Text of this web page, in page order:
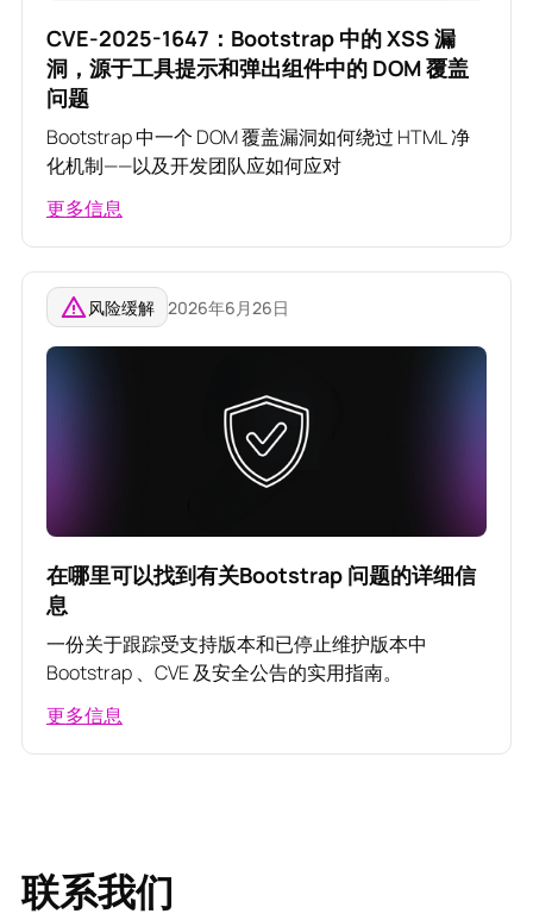
CVE-2025-1647：Bootstrap 中的 XSS 漏
洞，源于工具提示和弹出组件中的 DOM 覆盖
问题
Bootstrap 中一个 DOM 覆盖漏洞如何绕过 HTML 净
化机制——以及开发团队应如何应对
更多信息
风险缓解 2026年6月26日
在哪里可以找到有关Bootstrap 问题的详细信
息
一份关于跟踪受支持版本和已停止维护版本中
Bootstrap 、CVE 及安全公告的实用指南。
更多信息
联系我们